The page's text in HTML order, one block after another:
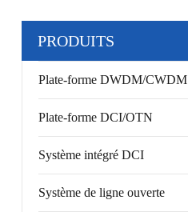
PRODUITS
Plate-forme DWDM/CWDM
Plate-forme DCI/OTN
Système intégré DCI
Système de ligne ouverte